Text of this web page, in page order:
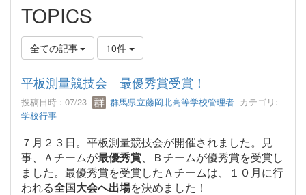
TOPICS
全ての記事 10件
平板測量競技会 最優秀賞受賞！
投稿日時 : 07/23 群馬県立藤岡北高等学校管理者 カテゴリ:
学校行事
７月２３日。平板測量競技会が開催されました。見
事、Ａチームが最優秀賞、Ｂチームが優秀賞を受賞し
ました。最優秀賞を受賞したＡチームは、１０月に行
われる全国大会へ出場を決めました！